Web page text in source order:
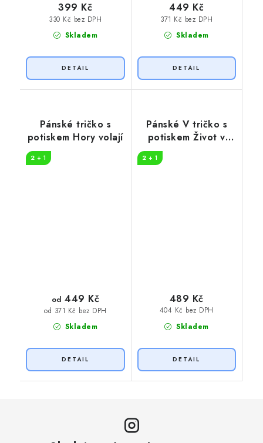
Skladem
330 Kč bez DPH
399 Kč
Skladem
371 Kč bez DPH
449 Kč
Pánské tričko s
potiskem Hory volají
2 + 1
Skladem
od 371 Kč bez DPH
od 449 Kč
Pánské V tričko s
potiskem Život v
2 + 1
Skladem
404 Kč bez DPH
489 Kč